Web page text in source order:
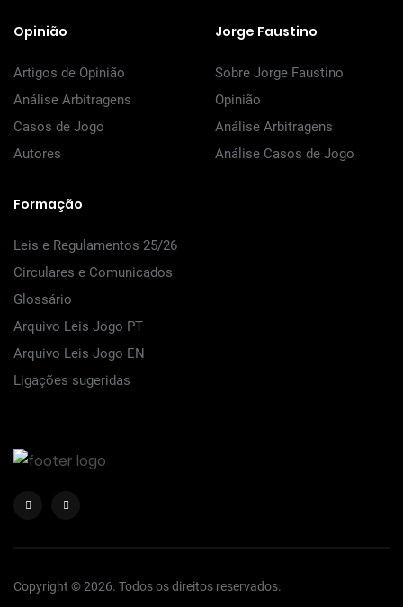
Opinião
Artigos de Opinião
Análise Arbitragens
Casos de Jogo
Autores
Jorge Faustino
Sobre Jorge Faustino
Opinião
Análise Arbitragens
Análise Casos de Jogo
Formação
Leis e Regulamentos 25/26
Circulares e Comunicados
Glossário
Arquivo Leis Jogo PT
Arquivo Leis Jogo EN
Ligações sugeridas
Copyright © 2026. Todos os direitos reservados.